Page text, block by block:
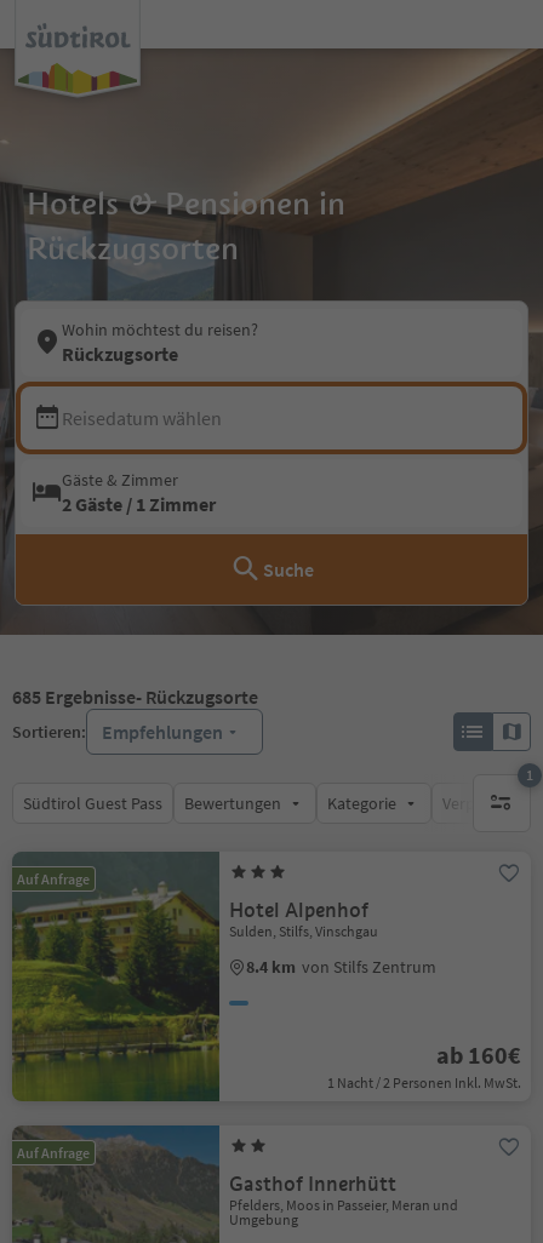
Hotels & Pensionen in
Rückzugsorten
Wohin möchtest du reisen?
Rückzugsorte
Reisedatum wählen
Gäste & Zimmer
2 Gäste / 1 Zimmer
Suche
685 Ergebnisse- Rückzugsorte
Sortieren: Empfehlungen
Südtirol Guest Pass Bewertungen Kategorie
1
1
Auf Anfrage
Hotel Alpenhof
Sulden, Stilfs, Vinschgau
8.4 km von Stilfs Zentrum
ab 160€
1 Nacht / 2 Personen Inkl. MwSt.
Auf Anfrage
Gasthof Innerhütt
Pfelders, Moos in Passeier, Meran und
Umgebung